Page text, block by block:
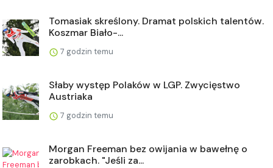
Tomasiak skreślony. Dramat polskich talentów.
Koszmar Biało-...
7 godzin temu
Słaby występ Polaków w LGP. Zwycięstwo
Austriaka
7 godzin temu
Morgan Freeman bez owijania w bawełnę o
zarobkach. "Jeśli za...